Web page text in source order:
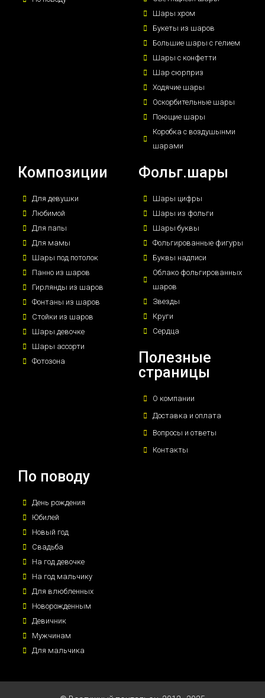
Шары хром
Букеты из шаров
Большие шары с гелием
Шары с конфетти
Шар сюрприз
Ходячие шары
Оскорбительные шары
Поющие шары
Коробка с воздушынми
шарами
Композиции
Для девушки
Любимой
Для папы
Для мамы
Шары под потолок
Панно из шаров
Гирлянды из шаров
Фонтаны из шаров
Стойки из шаров
Шары девочке
Шары ассорти
Фотозона
Фольг.шары
Шары цифры
Шары из фольги
Шары буквы
Фольгированные фигуры
Буквы надписи
Облако фольгированных
шаров
Звезды
Круги
Сердца
Полезные
страницы
О компании
Доставка и оплата
Вопросы и ответы
Контакты
По поводу
День рождения
Юбилей
Новый год
Свадьба
На год девочке
На год мальчику
Для влюбленных
Новорожденным
Девичник
Мужчинам
Для мальчика